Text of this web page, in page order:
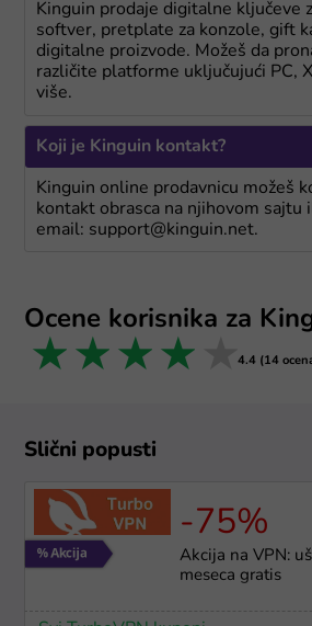
Kinguin prodaje digitalne ključeve
softver, pretplate za konzole, gift
digitalne proizvode. Možeš da
različite platforme uključujući PC,
više.
Koji je Kinguin kontakt?
Kinguin online prodavnicu možeš
kontakt obrasca na njihovom sajtu
email: support@kinguin.net.
Ocene korisnika za
5
4 stars
3 stars
2 stars
1 star 4.4 (14
Slični popusti
-75%
Akcija na VPN:
meseca gratis